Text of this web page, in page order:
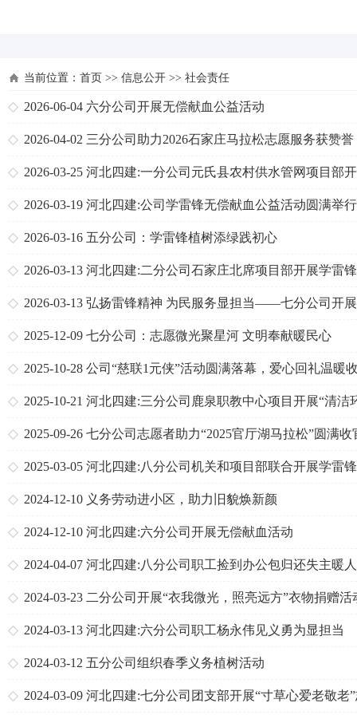
当前位置： 首页 >> 信息公开 >> 社会责任
2026-06-04 六分公司开展无偿献血公益活动
2026-04-02 三分公司助力2026石家庄马拉松志愿服务获赞誉
2026-03-25 河北四建:一分公司元氏县农村供水管网项目部
乡村节水宣传志愿服务活动
2026-03-19 河北四建:公司学雷锋无偿献血公益活动圆满举行
2026-03-16 五分公司：学雷锋植树添绿践初心
2026-03-13 河北四建:二分公司石家庄北席项目部开展学雷
列志愿服务活动
2026-03-13 弘扬雷锋精神 为民服务显担当——七分公司开
雷锋”主题实践活动
2025-12-09 七分公司：志愿微光聚星河 文明奉献暖民心
2025-10-28 公司“慈联1元侠”活动圆满落幕，爱心回礼温暖
2025-10-21 河北四建:三分公司鹿泉职教中心项目开展“清洁
境”志愿服务活动
2025-09-26 七分公司志愿者助力“2025官厅湖马拉松”圆满收
2025-03-05 河北四建:八分公司机关和项目部联合开展学雷
愿服务活动
2024-12-10 义务劳动进小区，助力旧貌焕新颜
2024-12-10 河北四建:六分公司开展无偿献血活动
2024-04-07 河北四建:八分公司职工捡到办公包归还失主暖
2024-03-23 二分公司开展“衣我微光，照亮远方”衣物捐赠活
2024-03-13 河北四建:六分公司职工杨永伟见义勇为显担当
2024-03-12 五分公司组织春季义务植树活动
2024-03-09 河北四建:七分公司团支部开展“寸草心爱老敬老